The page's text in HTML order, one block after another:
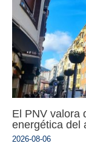
El PNV valora
energética del
2026-08-06